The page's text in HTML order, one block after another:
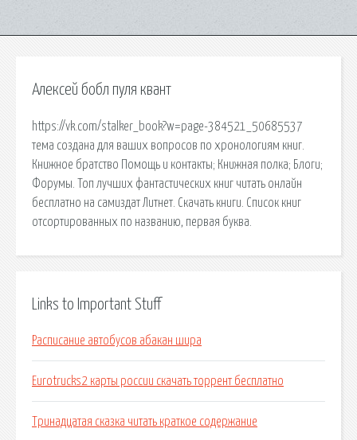
Алексей бобл пуля квант
https://vk.com/stalker_book?w=page-384521_50685537
тема создана для ваших вопросов по хронологиям книг.
Книжное братство Помощь и контакты; Книжная полка; Блоги;
Форумы. Топ лучших фантастических книг читать онлайн
бесплатно на самиздат Литнет. Скачать книги. Список книг
отсортированных по названию, первая буква.
Links to Important Stuff
Расписание автобусов абакан шира
Eurotrucks2 карты россии скачать торрент бесплатно
Тринадцатая сказка читать краткое содержание